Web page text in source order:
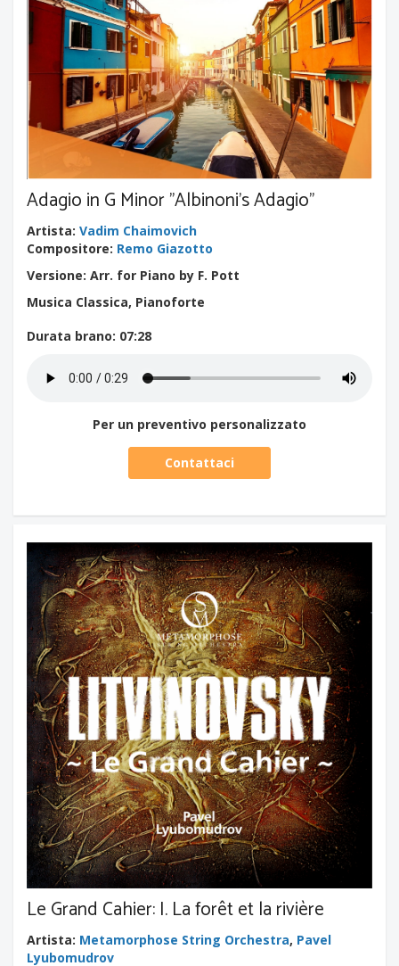
Adagio in G Minor "Albinoni's Adagio"
Artista: Vadim Chaimovich
Compositore: Remo Giazotto
Versione: Arr. for Piano by F. Pott
Musica Classica, Pianoforte
Durata brano: 07:28
Per un preventivo personalizzato
Contattaci
Le Grand Cahier: I. La forêt et la rivière
Artista: Metamorphose String Orchestra, Pavel
Lyubomudrov